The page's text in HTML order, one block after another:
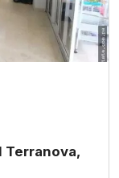
Terranova,